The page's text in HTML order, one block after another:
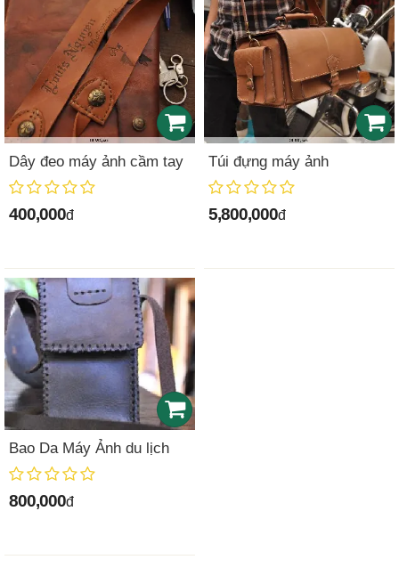
Dây đeo máy ảnh cầm tay
400,000đ
Túi đựng máy ảnh
5,800,000đ
Bao Da Máy Ảnh du lịch
800,000đ